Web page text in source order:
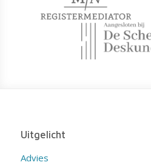
Uitgelicht
Advies